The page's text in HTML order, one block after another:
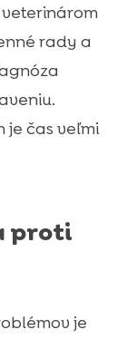
rady a
je čas veľmi
proti
je